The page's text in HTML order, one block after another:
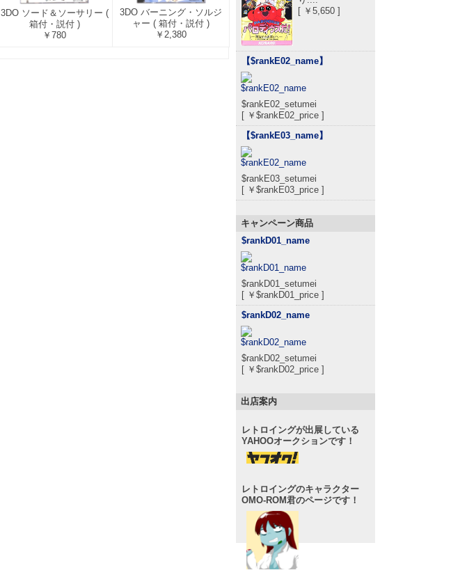
3DO ソード＆ソーサリー (
箱付・説付 )
￥780
3DO バーニング・ソルジ
ャー ( 箱付・説付 )
￥2,380
[ ￥5,650 ]
【$rankE02_name】
$rankE02_setumei
[ ￥$rankE02_price ]
【$rankE03_name】
$rankE03_setumei
[ ￥$rankE03_price ]
キャンペーン商品
$rankD01_name
$rankD01_setumei
[ ￥$rankD01_price ]
$rankD02_name
$rankD02_setumei
[ ￥$rankD02_price ]
出店案内
レトロイングが出展している
YAHOOオークションです！
レトロイングのキャラクター
OMO-ROM君のページです！